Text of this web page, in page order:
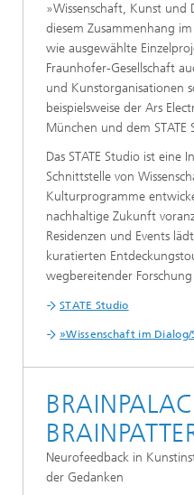
»Wissenschaft, Kunst und
diesem Zusammenhang
wie ausgewählte
Fraunhofer-Gesellschaft
und Kunstorganisationen
beispielsweise der Ars
München und dem STATE
Das STATE Studio ist eine
Schnittstelle von
Kulturprogramme
nachhaltige Zukunft
Residenzen und Events
kuratierten
wegbereitender
STATE Studio
»Wissenschaft im Dialog/
Neurofeedback in
der Gedanken